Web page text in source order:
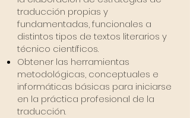
traducción propias y
fundamentadas, funcionales a
distintos tipos de textos literarios y
técnico científicos.
Obtener las herramientas
metodológicas, conceptuales e
informáticas básicas para iniciarse
en la práctica profesional de la
traducción.